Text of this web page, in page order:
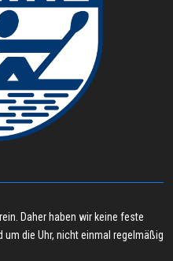
Daher haben wir keine feste
um die Uhr, nicht einmal regelmäßig